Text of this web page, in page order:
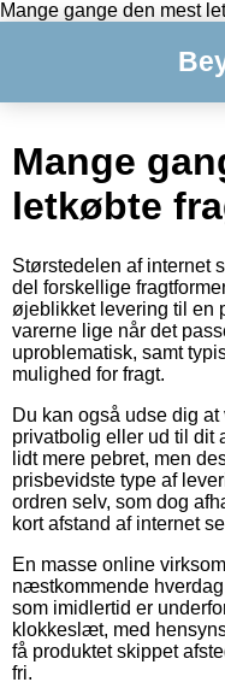
Mange gange den mest
Mange
letkøbte
Størstedelen af internet
del forskellige
øjeblikket levering til en
varerne lige når det
uproblematisk, samt
mulighed for fragt.
Du kan også udse dig
privatbolig eller ud til dit
lidt mere pebret, men
prisbevidste type af
ordren selv, som dog
kort afstand af internet
En masse online
næstkommende
som imidlertid er
klokkeslæt, med
få produktet skippet
fri.